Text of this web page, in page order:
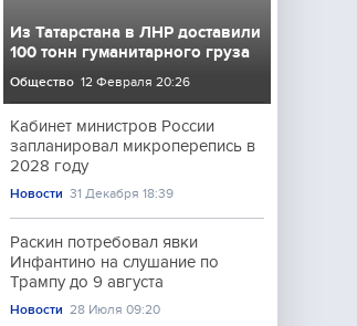
Из Татарстана в ЛНР доставили
100 тонн гуманитарного груза
Общество 12 Февраля 20:26
Кабинет министров России
запланировал микроперепись в
2028 году
Новости 31 Декабря 18:39
Раскин потребовал явки
Инфантино на слушание по
Трампу до 9 августа
Новости 28 Июля 09:20